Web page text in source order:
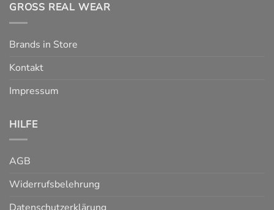
GROSS REAL WEAR
Brands in Store
Kontakt
Impressum
HILFE
AGB
Widerrufsbelehrung